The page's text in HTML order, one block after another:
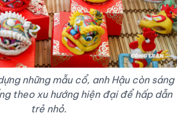
những mẫu cổ, anh Hậu còn sáng
theo xu hướng hiện đại để hấp dẫn
trẻ nhỏ.